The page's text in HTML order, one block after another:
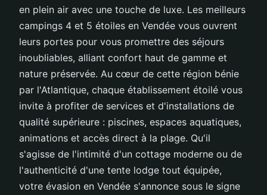
en plein air avec une touche de luxe. Les meilleurs
campings 4 et 5 étoiles en Vendée vous ouvrent
leurs portes pour vous promettre des séjours
inoubliables, alliant confort haut de gamme et
nature préservée. Au cœur de cette région bénie
par l'Atlantique, chaque établissement étoilé vous
invite à profiter de services et d'installations de
qualité supérieure : piscines, espaces aquatiques,
animations et accès direct à la plage. Qu'il
s'agisse de l'intimité d'un cottage moderne ou de
l'authenticité d'une tente lodge tout équipée,
votre évasion en Vendée s'annonce sous le signe